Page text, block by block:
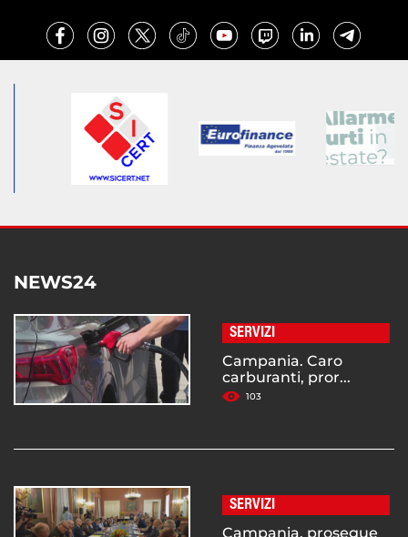
NEWS24
SERVIZI
Campania. Caro
carburanti, pror...
103
SERVIZI
Campania, prosegue